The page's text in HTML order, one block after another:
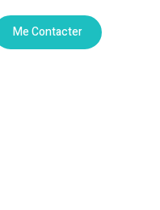
Me Contacter